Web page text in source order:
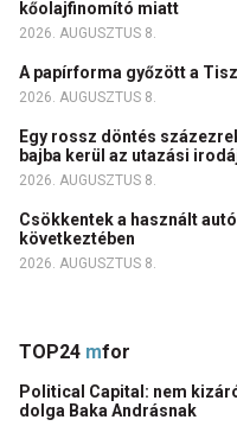
kőolajfinomító miatt
2026. AUGUSZTUS 8.
A papírforma győzött a
2026. AUGUSZTUS 8.
Egy rossz döntés
bajba kerül az utazási
2026. AUGUSZTUS 8.
Csökkentek a használt
következtében
2026. AUGUSZTUS 8.
TOP24 mfor
Political Capital: nem
dolga Baka Andrásnak